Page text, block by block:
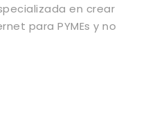
en crear
para PYMEs y no